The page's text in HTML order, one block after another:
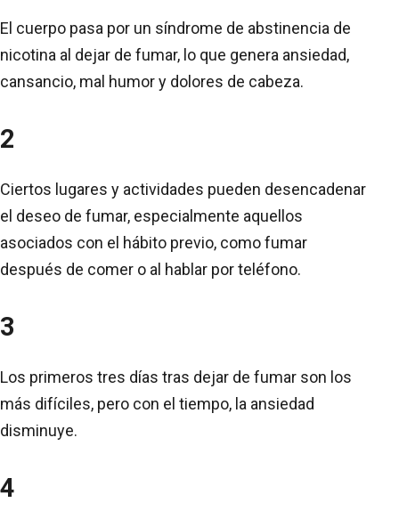
El cuerpo pasa por un síndrome de abstinencia de
nicotina al dejar de fumar, lo que genera ansiedad,
cansancio, mal humor y dolores de cabeza.
2
Ciertos lugares y actividades pueden desencadenar
el deseo de fumar, especialmente aquellos
asociados con el hábito previo, como fumar
después de comer o al hablar por teléfono.
3
Los primeros tres días tras dejar de fumar son los
más difíciles, pero con el tiempo, la ansiedad
disminuye.
4